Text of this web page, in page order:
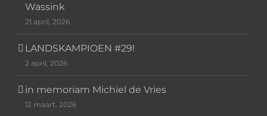
Wassink
21 april, 2026
LANDSKAMPIOEN #29!
2 april, 2026
in memoriam Michiel de Vries
12 maart, 2026